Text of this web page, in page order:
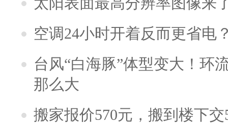
空调24小时开着反而更省电
台风“白海豚”体型变大！环
那么大
搬家报价570元，搬到楼下